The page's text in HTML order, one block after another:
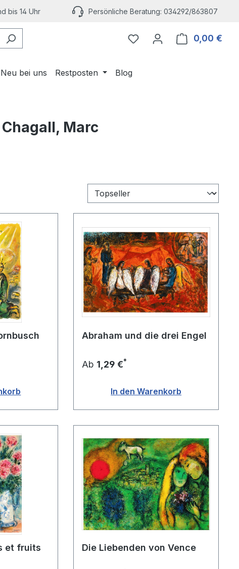
bis 14 Uhr Persönliche Beratung: 034292/863807
Du hast 0 Produkte auf
0,00 €
Neu bei uns Restposten Blog
Marc
Abraham und die drei Engel
Ab 1,29 €*
In den Warenkorb
et fruits Die Liebenden von Vence